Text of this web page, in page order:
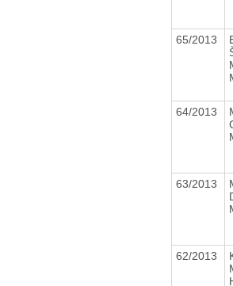
65/2013
64/2013
63/2013
62/2013